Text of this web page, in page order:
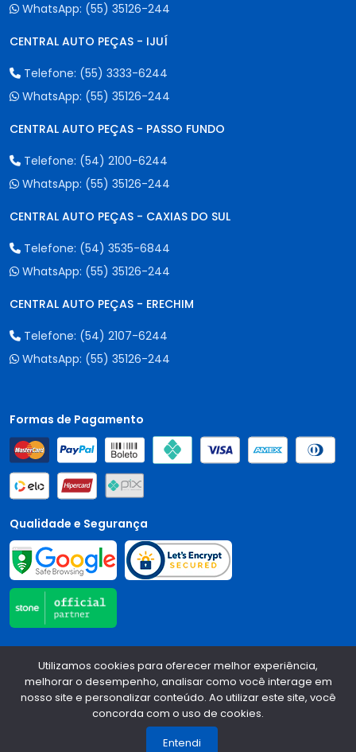
WhatsApp: (55) 35126-244
CENTRAL AUTO PEÇAS - IJUÍ
Telefone: (55) 3333-6244
WhatsApp: (55) 35126-244
CENTRAL AUTO PEÇAS - PASSO FUNDO
Telefone: (54) 2100-6244
WhatsApp: (55) 35126-244
CENTRAL AUTO PEÇAS - CAXIAS DO SUL
Telefone: (54) 3535-6844
WhatsApp: (55) 35126-244
CENTRAL AUTO PEÇAS - ERECHIM
Telefone: (54) 2107-6244
WhatsApp: (55) 35126-244
Formas de Pagamento
Qualidade e Segurança
Central Auto Peças - CNPJ: 90.196.999/0001-89
Todos os
direitos reservados.2026
Desenvolvido Por:
Utilizamos cookies para oferecer melhor experiência,
melhorar o desempenho, analisar como você interage em
nosso site e personalizar conteúdo. Ao utilizar este site, você
concorda com o uso de cookies.
Entendi